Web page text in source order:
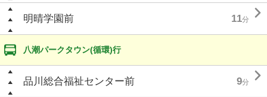
明晴学園前 11分 
八潮パークタウン(循環)行
品川総合福祉センター前 9分 